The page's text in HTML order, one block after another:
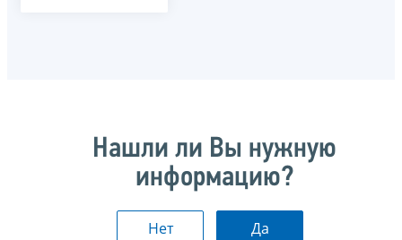
Нашли ли Вы нужную
информацию?
Нет Да